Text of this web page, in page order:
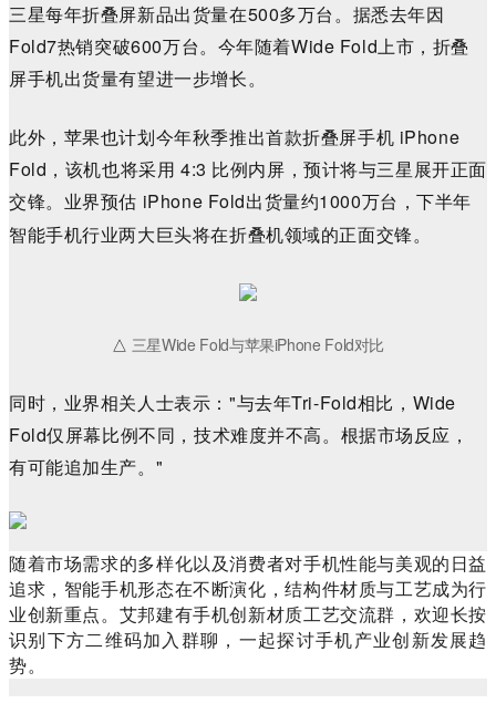
三星每年折叠屏新品出货量在500多万台。据悉去年因
Fold7热销突破600万台。今年随着Wide Fold上市，折叠
屏手机出货量有望进一步增长。
此外，苹果也计划今年秋季推出首款折叠屏手机 iPhone
Fold，该机也将采用 4:3 比例内屏，预计将与三星展开正面
交锋。业界预估 iPhone Fold出货量约1000万台，下半年
智能手机行业两大巨头将在折叠机领域的正面交锋。
△ 三星Wide Fold与苹果iPhone Fold对比
同时，业界相关人士表示："与去年Tri-Fold相比，Wide
Fold仅屏幕比例不同，技术难度并不高。根据市场反应，
有可能追加生产。"
随着市场需求的多样化以及消费者对手机性能与美观的日益
追求，智能手机形态在不断演化，结构件材质与工艺成为行
业创新重点。艾邦建有手机创新材质工艺交流群，欢迎长按
识别下方二维码加入群聊，一起探讨手机产业创新发展趋
势。